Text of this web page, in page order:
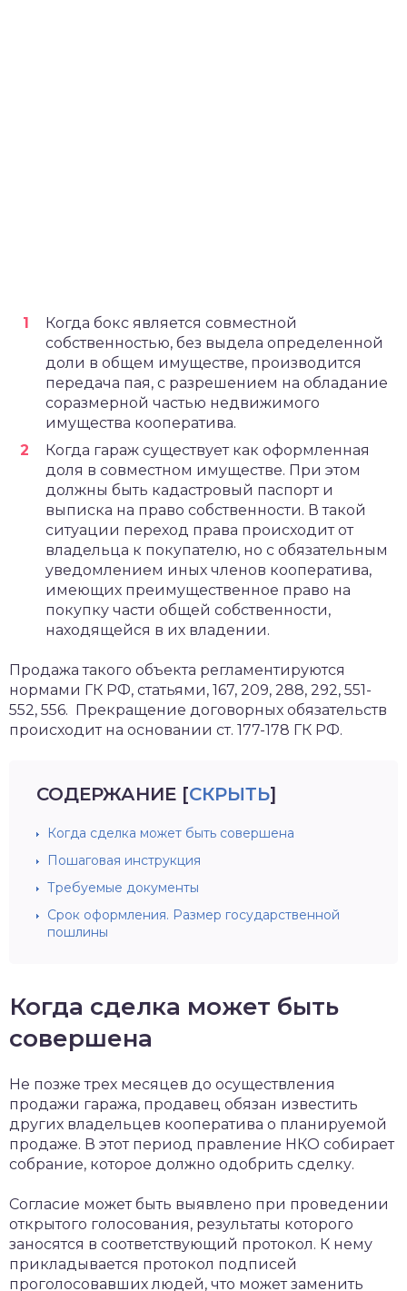
Когда бокс является совместной
собственностью, без выдела определенной
доли в общем имуществе, производится
передача пая, с разрешением на обладание
соразмерной частью недвижимого
имущества кооператива.
Когда гараж существует как оформленная
доля в совместном имуществе. При этом
должны быть кадастровый паспорт и
выписка на право собственности. В такой
ситуации переход права происходит от
владельца к покупателю, но с обязательным
уведомлением иных членов кооператива,
имеющих преимущественное право на
покупку части общей собственности,
находящейся в их владении.
Продажа такого объекта регламентируются
нормами ГК РФ, статьями, 167, 209, 288, 292, 551-
552, 556. Прекращение договорных обязательств
происходит на основании ст. 177-178 ГК РФ.
СОДЕРЖАНИЕ [СКРЫТЬ]
Когда сделка может быть совершена
Пошаговая инструкция
Требуемые документы
Срок оформления. Размер государственной
пошлины
Когда сделка может быть
совершена
Не позже трех месяцев до осуществления
продажи гаража, продавец обязан известить
других владельцев кооператива о планируемой
продаже. В этот период правление НКО собирает
собрание, которое должно одобрить сделку.
Согласие может быть выявлено при проведении
открытого голосования, результаты которого
заносятся в соответствующий протокол. К нему
прикладывается протокол подписей
проголосовавших людей, что может заменить